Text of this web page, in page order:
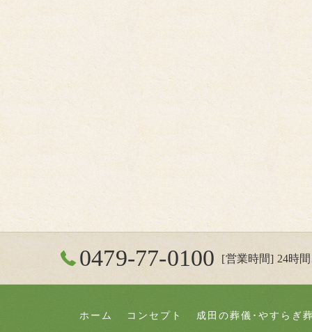
0479-77-0100 [営業時間] 24時
ホーム コンセプト 成田の葬儀･やすらぎ